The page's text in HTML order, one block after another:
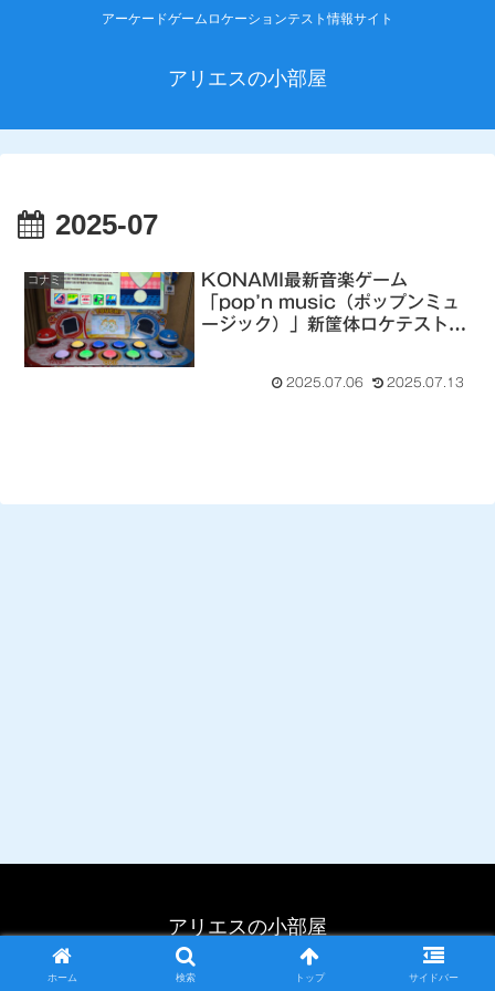
アーケードゲームロケーションテスト情報サイト
アリエスの小部屋
2025-07
コナミ
KONAMI最新音楽ゲーム
「pop’n music（ポップンミュ
ージック）」新筐体ロケテストレ
2025.07.06 2025.07.13
アリエスの小部屋
Copyright © 2002-2026 アリエスの小部屋 All Rights Reserved.
ホーム 検索 トップ サイドバー